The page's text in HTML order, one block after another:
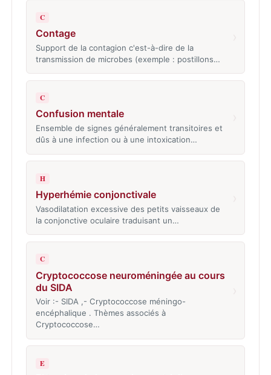
C
Contage
Support de la contagion c'est-à-dire de la
transmission de microbes (exemple : postillons…
C
Confusion mentale
Ensemble de signes généralement transitoires et
dûs à une infection ou à une intoxication…
H
Hyperhémie conjonctivale
Vasodilatation excessive des petits vaisseaux de
la conjonctive oculaire traduisant un…
C
Cryptococcose neuroméningée au cours
du SIDA
Voir :- SIDA ,- Cryptococcose méningo-
encéphalique . Thèmes associés à
Cryptococcose…
E